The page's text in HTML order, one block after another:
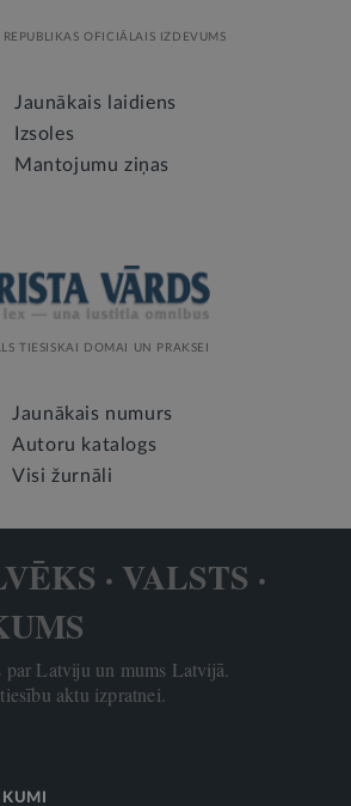
REPUBLIKAS OFICIĀLAIS IZDEVUMS
Jaunākais laidiens
Izsoles
Mantojumu ziņas
TIESISKAI DOMAI UN PRAKSEI
Jaunākais numurs
Autoru katalogs
Visi žurnāli
· VALSTS ·
par Latviju un mums Latvijā.
aktu izpratnei.